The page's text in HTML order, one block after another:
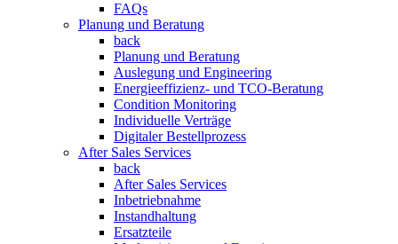
FAQs
Planung und Beratung
back
Planung und Beratung
Auslegung und Engineering
Energieeffizienz- und TCO-Beratung
Condition Monitoring
Individuelle Verträge
Digitaler Bestellprozess
After Sales Services
back
After Sales Services
Inbetriebnahme
Instandhaltung
Ersatzteile